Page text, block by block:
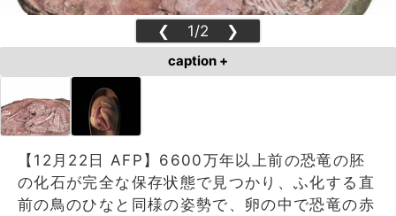
❮ 1/2 ❯
caption +
【12月22日 AFP】6600万年以上前の恐竜の胚
の化石が完全な保存状態で見つかり、ふ化する直
前の鳥のひなと同様の姿勢で、卵の中で恐竜の赤